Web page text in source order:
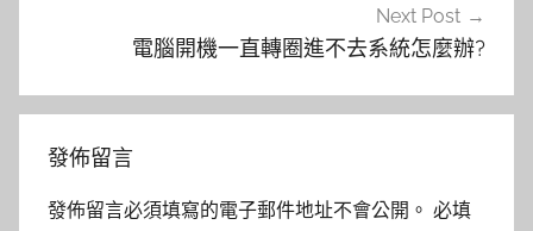
Next Post
電腦開機一直轉圈進不去系統怎麼辦?
發佈留言
發佈留言必須填寫的電子郵件地址不會公開。 必填